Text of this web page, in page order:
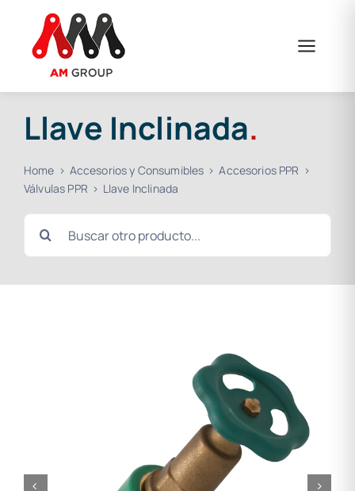
contenido
Llave Inclinada.
Home Accesorios y Consumibles
Accesorios PPR
Válvulas PPR
Llave Inclinada
Buscar: